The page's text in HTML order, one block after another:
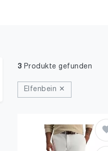
3 Produkte gefunden
Elfenbein ✕